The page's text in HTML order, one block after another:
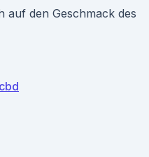
auf den Geschmack des